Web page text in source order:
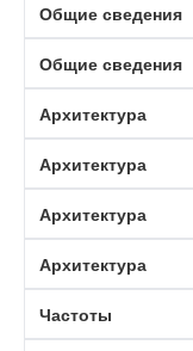
Общие сведения
Общие сведения
Архитектура
Архитектура
Архитектура
Архитектура
Частоты